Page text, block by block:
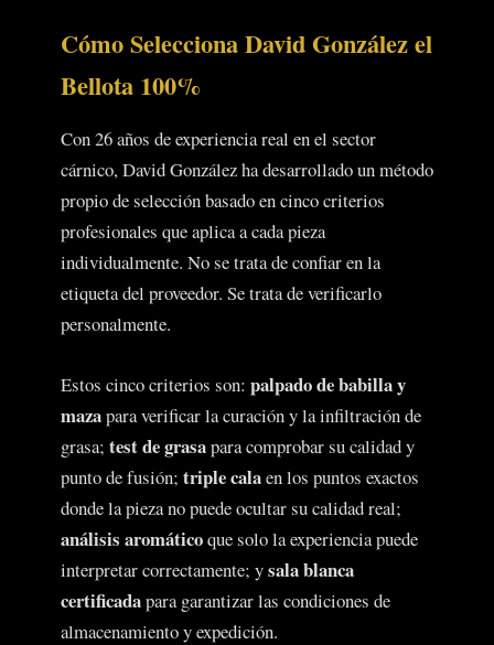
Cómo Selecciona David González el
Bellota 100%
Con 26 años de experiencia real en el sector
cárnico, David González ha desarrollado un método
propio de selección basado en cinco criterios
profesionales que aplica a cada pieza
individualmente. No se trata de confiar en la
etiqueta del proveedor. Se trata de verificarlo
personalmente.
Estos cinco criterios son: palpado de babilla y
mazapara verificar la curación y la infiltración de
grasa; test de grasapara comprobar su calidad y
punto de fusión; triple calaen los puntos exactos
donde la pieza no puede ocultar su calidad real;
análisis aromáticoque solo la experiencia puede
interpretar correctamente; ysala blanca
certificadapara garantizar las condiciones de
almacenamiento y expedición.